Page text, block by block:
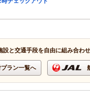
設と交通手段を自由に組み合わ
ラン一覧へ